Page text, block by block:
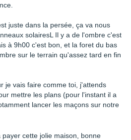
juste dans la persée, ça va nous
solairesL Il y a de l'ombre c'est
à 9h00 c'est bon, et la foret du bas
sur le terrain qu'assez tard en fin
je vais faire comme toi, j'attends
mettre les plans (pour l'instant il a
lancer les maçons sur notre
cette jolie maison, bonne